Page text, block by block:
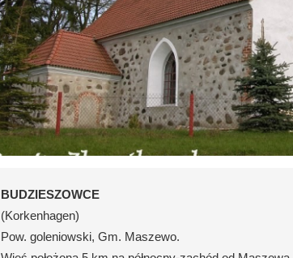
BUDZIESZOWCE
(Korkenhagen)
Pow. goleniowski, Gm. Maszewo.